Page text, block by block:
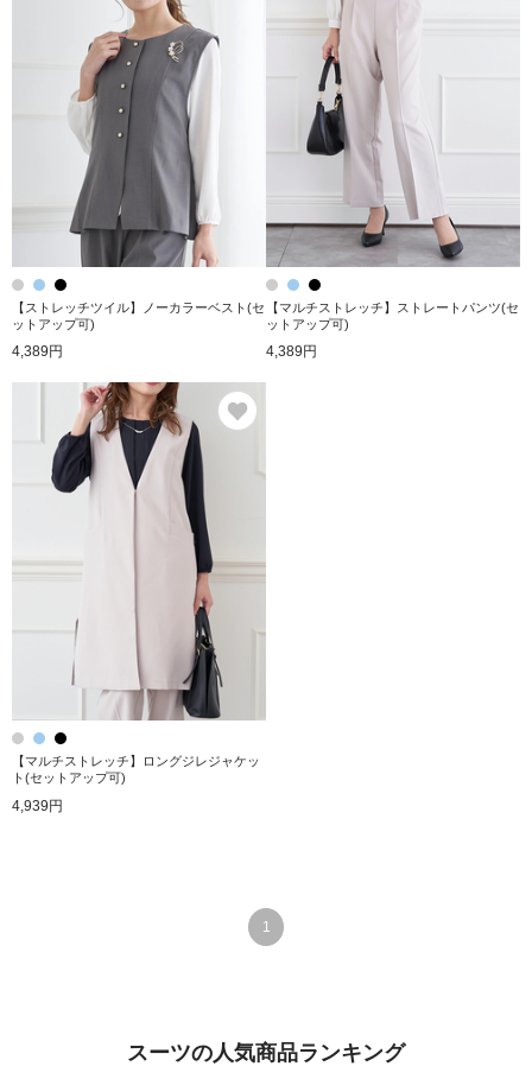
【ストレッチツイル】ノーカラーベスト(セ
ットアップ可)
4,389円
【マルチストレッチ】ストレートパンツ(セ
ットアップ可)
4,389円
【マルチストレッチ】ロングジレジャケッ
ト(セットアップ可)
4,939円
1
スーツの人気商品ランキング